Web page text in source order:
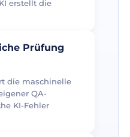
erstellt die
Prüfung
die maschinelle
QA-
KI-Fehler